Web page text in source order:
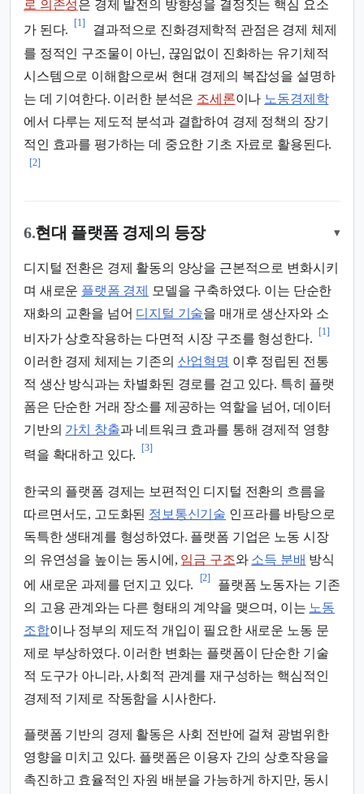
로 의존성은 경제 발전의 방향성을 결정짓는 핵심 요소
가 된다.
[1]
결과적으로 진화경제학적 관점은 경제 체제
를 정적인 구조물이 아닌, 끊임없이 진화하는 유기체적
시스템으로 이해함으로써 현대 경제의 복잡성을 설명하
는 데 기여한다. 이러한 분석은 조세론이나 노동경제학
에서 다루는 제도적 분석과 결합하여 경제 정책의 장기
적인 효과를 평가하는 데 중요한 기초 자료로 활용된다.
[2]
6.현대 플랫폼 경제의 등장 ▾
디지털 전환은 경제 활동의 양상을 근본적으로 변화시키
며 새로운 플랫폼 경제
모델을 구축하였다. 이는 단순한
재화의 교환을 넘어 디지털 기술을 매개로 생산자와 소
비자가 상호작용하는 다면적 시장 구조를 형성한다.
[1]
이러한 경제 체제는 기존의 산업혁명 이후 정립된 전통
적 생산 방식과는 차별화된 경로를 걷고 있다. 특히 플랫
폼은 단순한 거래 장소를 제공하는 역할을 넘어, 데이터
기반의 가치 창출과 네트워크 효과를 통해 경제적 영향
력을 확대하고 있다.
[3]
한국의 플랫폼 경제는 보편적인 디지털 전환의 흐름을
따르면서도, 고도화된 정보통신기술 인프라를 바탕으로
독특한 생태계를 형성하였다. 플랫폼 기업은 노동 시장
의 유연성을 높이는 동시에, 임금 구조와 소득 분배 방식
에 새로운 과제를 던지고 있다.
[2]
플랫폼 노동자는 기존
의 고용 관계와는 다른 형태의 계약을 맺으며, 이는 노동
조합이나 정부의 제도적 개입이 필요한 새로운 노동 문
제로 부상하였다. 이러한 변화는 플랫폼이 단순한 기술
적 도구가 아니라, 사회적 관계를 재구성하는 핵심적인
경제적 기제로 작동함을 시사한다.
플랫폼 기반의 경제 활동은 사회 전반에 걸쳐 광범위한
영향을 미치고 있다. 플랫폼은 이용자 간의 상호작용을
촉진하고 효율적인 자원 배분을 가능하게 하지만, 동시